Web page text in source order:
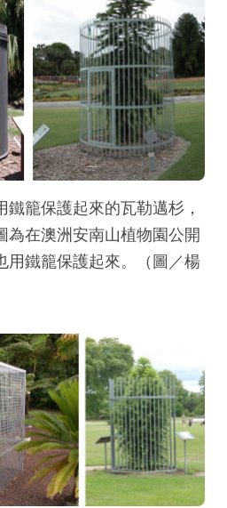
籠保護起來的瓦勒邁杉，
為在澳洲安南山植物園公開
用鐵籠保護起來。（圖／楊